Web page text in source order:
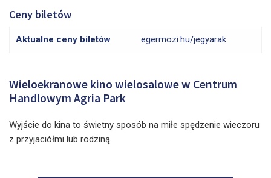
Ceny biletów
Aktualne ceny biletów egermozi.hu/jegyarak
Wieloekranowe kino wielosalowe w Centrum
Handlowym Agria Park
Wyjście do kina to świetny sposób na miłe spędzenie wieczoru
z przyjaciółmi lub rodziną.